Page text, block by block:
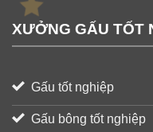
XƯỞNG GẤU TỐT
Gấu tốt nghiệp
Gấu bông tốt nghiệp